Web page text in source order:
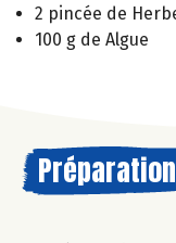
2 pincée de
100 g de Algue
Préparation